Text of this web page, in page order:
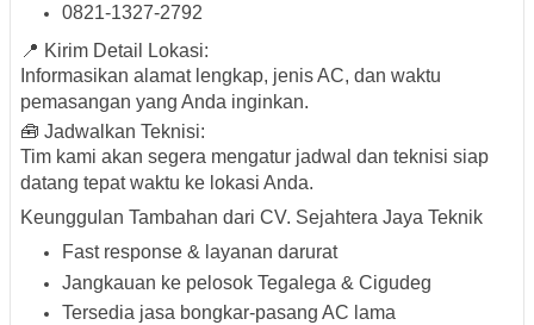
0821-1327-2792
📍 Kirim Detail Lokasi:
Informasikan alamat lengkap, jenis AC, dan waktu
pemasangan yang Anda inginkan.
🧰 Jadwalkan Teknisi:
Tim kami akan segera mengatur jadwal dan teknisi siap
datang tepat waktu ke lokasi Anda.
Keunggulan Tambahan dari CV. Sejahtera Jaya Teknik
Fast response & layanan darurat
Jangkauan ke pelosok Tegalega & Cigudeg
Tersedia jasa bongkar-pasang AC lama